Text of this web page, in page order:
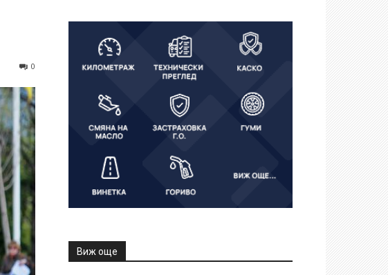
0
Виж още